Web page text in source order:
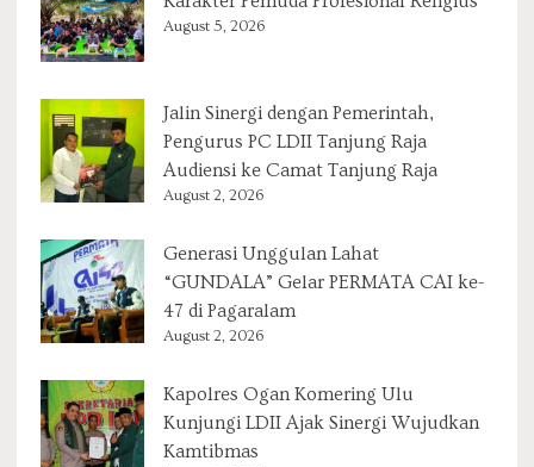
August 5, 2026
Jalin Sinergi dengan Pemerintah,
Pengurus PC LDII Tanjung Raja
Audiensi ke Camat Tanjung Raja
August 2, 2026
Generasi Unggulan Lahat
“GUNDALA” Gelar PERMATA CAI ke-
47 di Pagaralam
August 2, 2026
Kapolres Ogan Komering Ulu
Kunjungi LDII Ajak Sinergi Wujudkan
Kamtibmas